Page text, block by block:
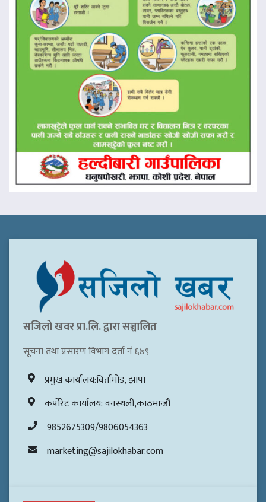
सजिलो खवर प्रा.लि. द्वारा सञ्चालित
सूचना तथा प्रसारण विभाग दर्ता नं ६७९
प्रमुख कार्यालय:विर्तामोड, झापा
कर्पोरेट कार्यालय: वनस्थली,काठमान्डौ
9852675309/9806054363
marketing@sajilokhabar.com